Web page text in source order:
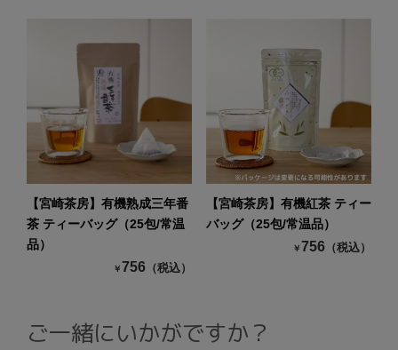
【宮崎茶房】有機熟成三年番
茶 ティーバッグ（25包/常温
品）
￥ 756 （税込）
【宮崎茶房】有機紅茶 ティー
バッグ（25包/常温品）
￥756 （税込）
ご一緒にいかがですか？